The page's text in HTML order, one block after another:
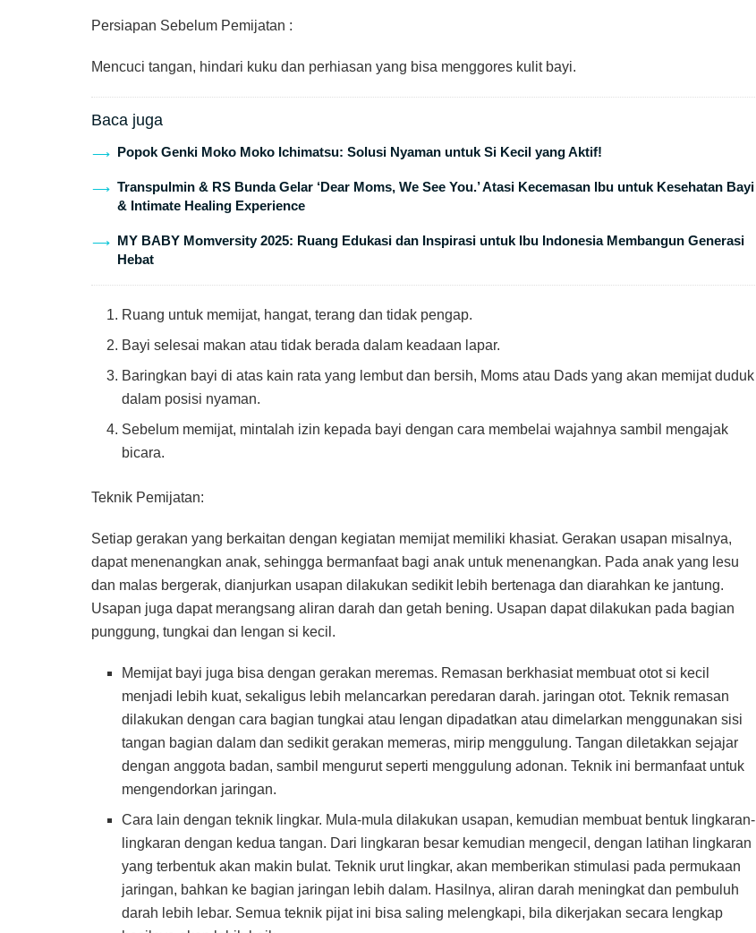
Persiapan Sebelum Pemijatan :
Mencuci tangan, hindari kuku dan perhiasan yang bisa menggores kulit bayi.
Baca juga
Popok Genki Moko Moko Ichimatsu: Solusi Nyaman untuk Si Kecil yang Aktif!
Transpulmin & RS Bunda Gelar ‘Dear Moms, We See You.’ Atasi Kecemasan Ibu untuk Kesehatan Bayi
& Intimate Healing Experience
MY BABY Momversity 2025: Ruang Edukasi dan Inspirasi untuk Ibu Indonesia Membangun Generasi
Hebat
Ruang untuk memijat, hangat, terang dan tidak pengap.
Bayi selesai makan atau tidak berada dalam keadaan lapar.
Baringkan bayi di atas kain rata yang lembut dan bersih, Moms atau Dads yang akan memijat duduk
dalam posisi nyaman.
Sebelum memijat, mintalah izin kepada bayi dengan cara membelai wajahnya sambil mengajak
bicara.
Teknik Pemijatan:
Setiap gerakan yang berkaitan dengan kegiatan memijat memiliki khasiat. Gerakan usapan misalnya,
dapat menenangkan anak, sehingga bermanfaat bagi anak untuk menenangkan. Pada anak yang lesu
dan malas bergerak, dianjurkan usapan dilakukan sedikit lebih bertenaga dan diarahkan ke jantung.
Usapan juga dapat merangsang aliran darah dan getah bening. Usapan dapat dilakukan pada bagian
punggung, tungkai dan lengan si kecil.
Memijat bayi juga bisa dengan gerakan meremas. Remasan berkhasiat membuat otot si kecil
menjadi lebih kuat, sekaligus lebih melancarkan peredaran darah. jaringan otot. Teknik remasan
dilakukan dengan cara bagian tungkai atau lengan dipadatkan atau dimelarkan menggunakan sisi
tangan bagian dalam dan sedikit gerakan memeras, mirip menggulung. Tangan diletakkan sejajar
dengan anggota badan, sambil mengurut seperti menggulung adonan. Teknik ini bermanfaat untuk
mengendorkan jaringan.
Cara lain dengan teknik lingkar. Mula-mula dilakukan usapan, kemudian membuat bentuk lingkaran-
lingkaran dengan kedua tangan. Dari lingkaran besar kemudian mengecil, dengan latihan lingkaran
yang terbentuk akan makin bulat. Teknik urut lingkar, akan memberikan stimulasi pada permukaan
jaringan, bahkan ke bagian jaringan lebih dalam. Hasilnya, aliran darah meningkat dan pembuluh
darah lebih lebar. Semua teknik pijat ini bisa saling melengkapi, bila dikerjakan secara lengkap